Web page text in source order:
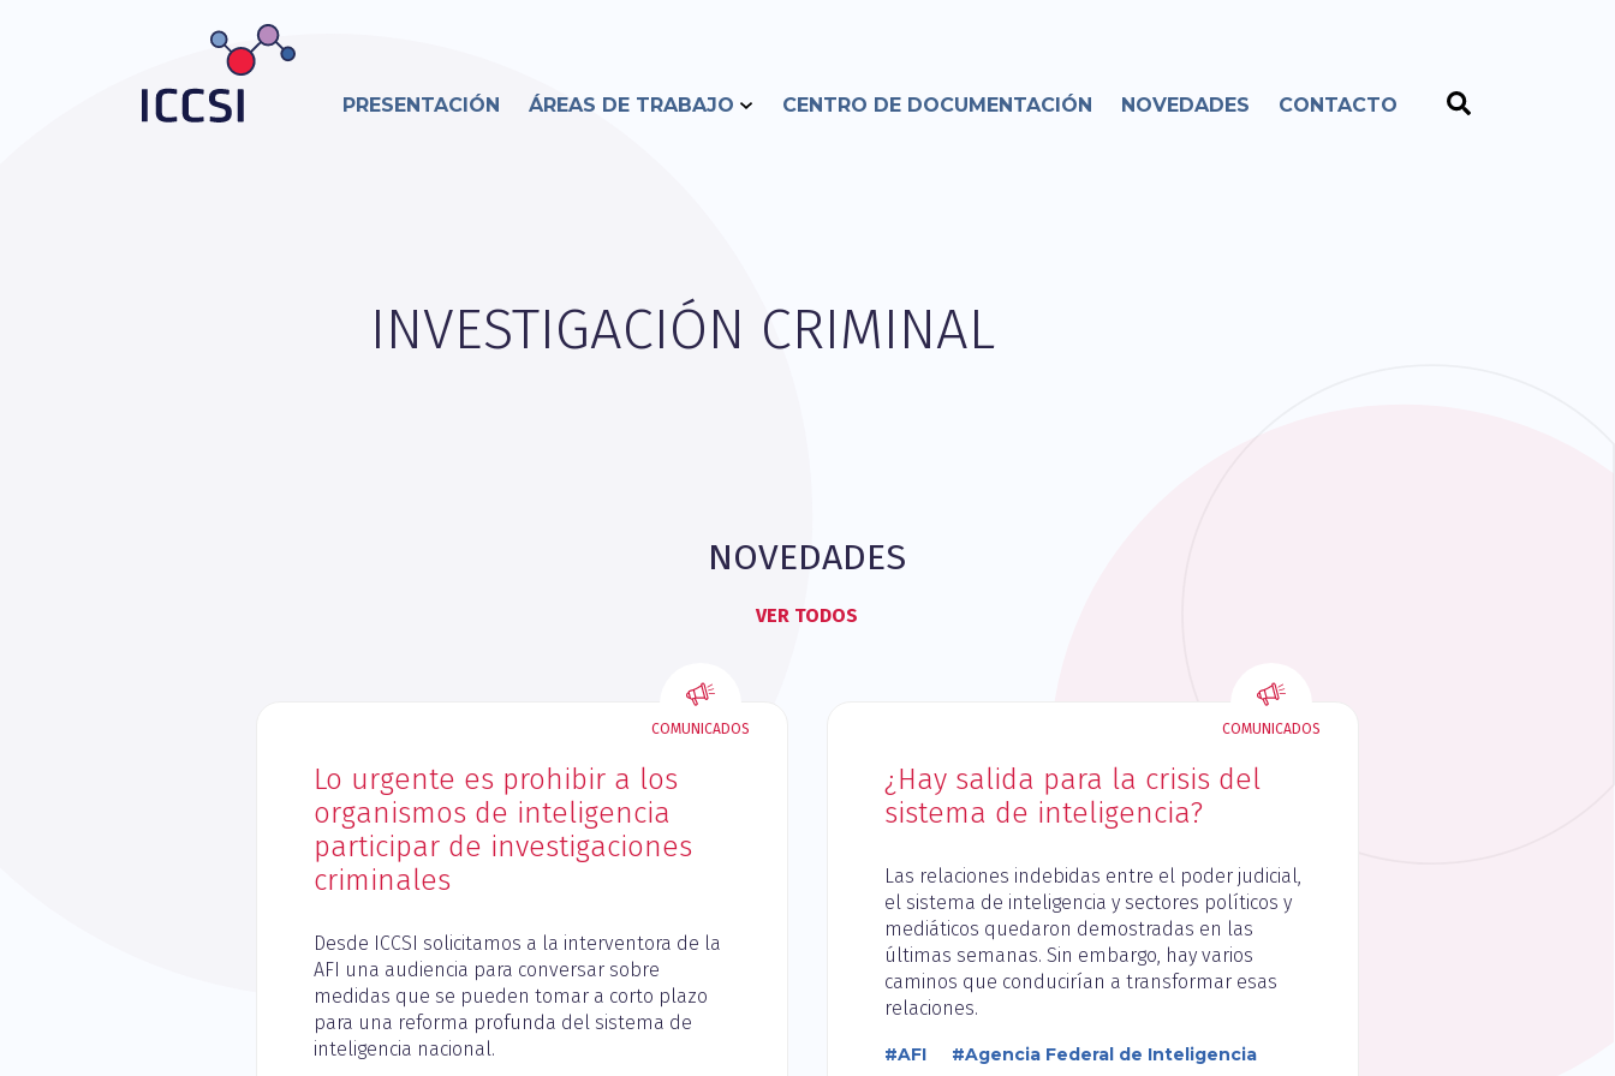
PRESENTACIÓN ÁREAS DE TRABAJO CENTRO DE DOCUMENTACIÓN NOVEDADES CONTACTO
INVESTIGACIÓN CRIMINAL
NOVEDADES
VER TODOS
COMUNICADOS
Lo urgente es prohibir a los
organismos de inteligencia
participar de investigaciones
criminales
Desde ICCSI solicitamos a la interventora de la
AFI una audiencia para conversar sobre
medidas que se pueden tomar a corto plazo
para una reforma profunda del sistema de
inteligencia nacional.
COMUNICADOS
¿Hay salida para la crisis del
sistema de inteligencia?
Las relaciones indebidas entre el poder judicial,
el sistema de inteligencia y sectores políticos y
mediáticos quedaron demostradas en las
últimas semanas. Sin embargo, hay varios
caminos que conducirían a transformar esas
relaciones.
#AFI #Agencia Federal de Inteligencia